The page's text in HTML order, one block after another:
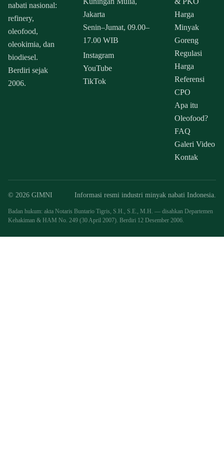
nabati nasional:
refinery,
oleofood,
oleokimia, dan
biodiesel.
Berdiri sejak
2006.
Jakarta
Senin–Jumat, 09.00–
17.00 WIB
Instagram
YouTube
TikTok
Harga
Minyak
Goreng
Regulasi
Harga
Referensi
CPO
Apa itu
Oleofood?
FAQ
Galeri Video
Kontak
© 2026 GIMNI Informasi resmi industri minyak nabati Indonesia.
Badan hukum: akta Notaris Buntario Tigris, S.H., S.E., M.H. — disahkan Departemen
Kehakiman & HAM No. 249 (30 April 2007). Berdiri 12 Desember 2006.